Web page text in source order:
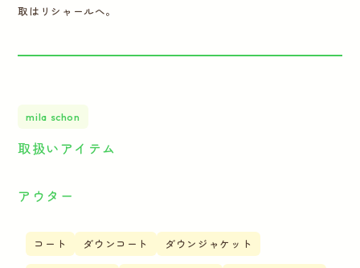
取はリシャールへ。
mila schon
取扱いアイテム
アウター
コート ダウンコート ダウンジャケット